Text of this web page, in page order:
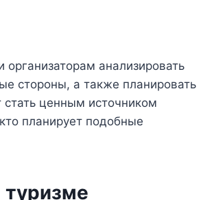
анализировать
стороны, а также планировать
ценным источником
планирует подобные
туризме